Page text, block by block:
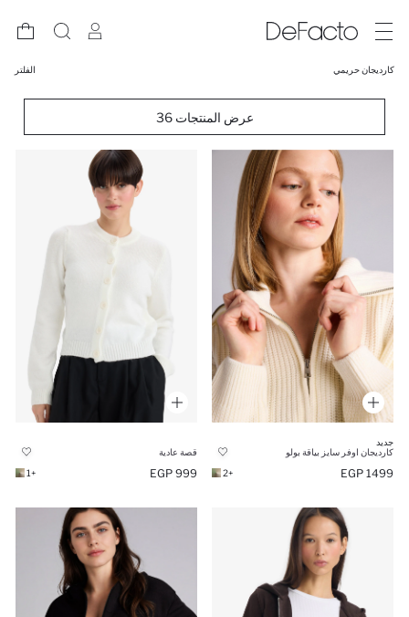
كارديجان حريمي الفلتر
36 عرض المنتجات
جديد
كارديجان اوفر سايز بياقة بولو
1499 EGP
+2
قصة عادية
999 EGP
+1